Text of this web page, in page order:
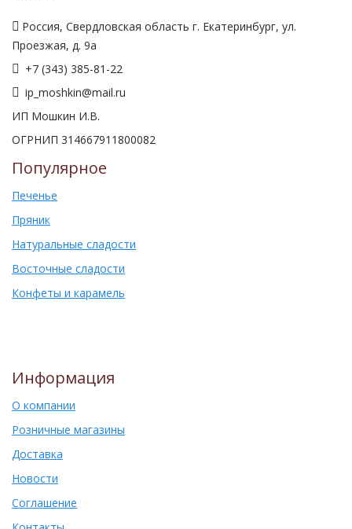
Россия, Свердловская область г. Екатеринбург, ул.
Проезжая, д. 9а
+7 (343) 385-81-22
ip_moshkin@mail.ru
ИП Мошкин И.В.
ОГРНИП 314667911800082
Популярное
Печенье
Пряник
Натуральные сладости
Восточные сладости
Конфеты и карамель
Информация
О компании
Розничные магазины
Доставка
Новости
Соглашение